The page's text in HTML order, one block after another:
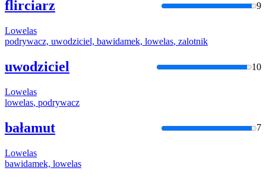
flirciarz 9
Lowelas
podrywacz, uwodziciel, bawidamek, lowelas, zalotnik
uwodziciel 10
Lowelas
lowelas, podrywacz
bałamut 7
Lowelas
bawidamek, lowelas